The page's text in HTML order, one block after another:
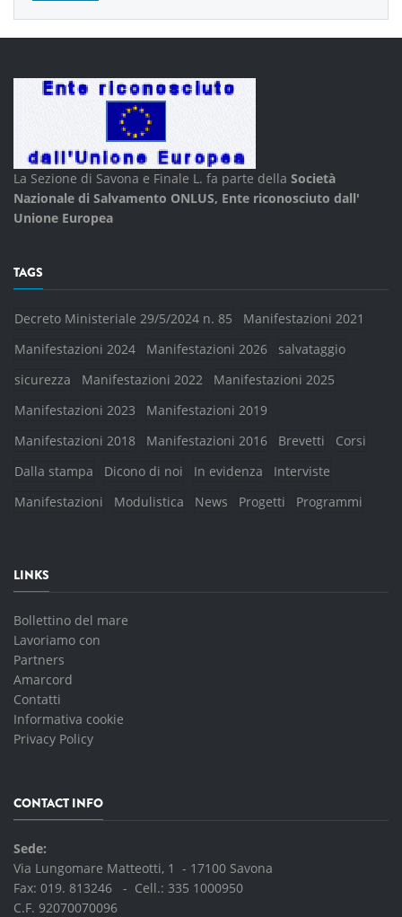
La Sezione di Savona e Finale L. fa parte della Società
Nazionale di Salvamento ONLUS, Ente riconosciuto dall'
Unione Europea
TAGS
Decreto Ministeriale 29/5/2024 n. 85
Manifestazioni 2021
Manifestazioni 2024
Manifestazioni 2026
salvataggio
sicurezza
Manifestazioni 2022
Manifestazioni 2025
Manifestazioni 2023
Manifestazioni 2019
Manifestazioni 2018
Manifestazioni 2016 Brevetti
Corsi
Dalla stampa
Dicono di noi In evidenza
Interviste
Manifestazioni
Modulistica News Progetti Programmi
LINKS
Bollettino del mare
Lavoriamo con
Partners
Amarcord
Contatti
Informativa cookie
Privacy Policy
CONTACT INFO
Sede:
Via Lungomare Matteotti, 1 - 17100 Savona
Fax: 019. 813246 - Cell.: 335 1000950
C.F. 92070070096